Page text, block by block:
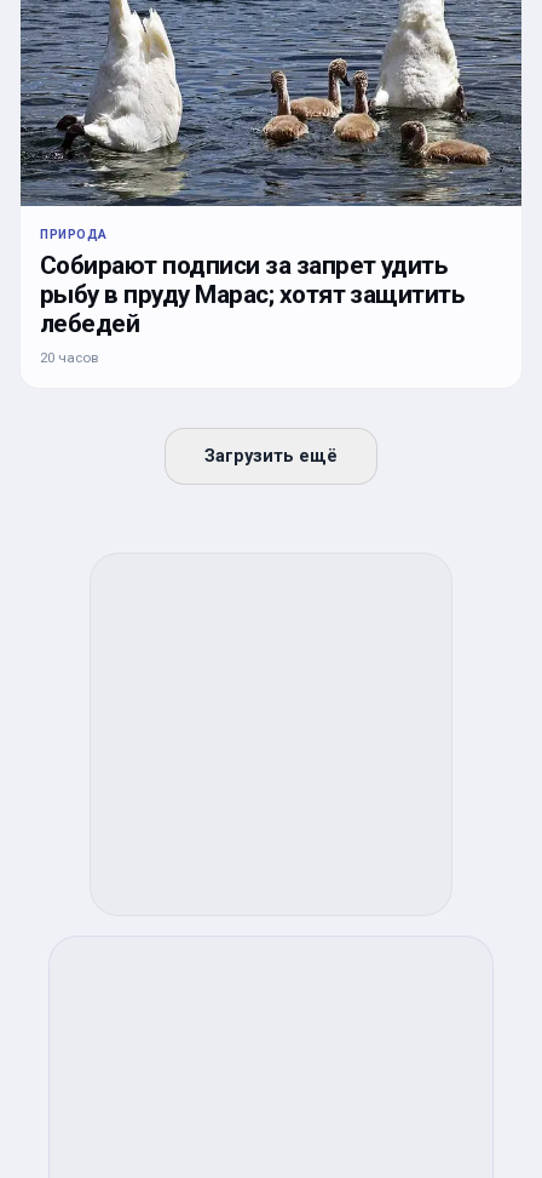
ПРИРОДА
Собирают подписи за запрет удить
рыбу в пруду Марас; хотят защитить
лебедей
20 часов
Загрузить ещё